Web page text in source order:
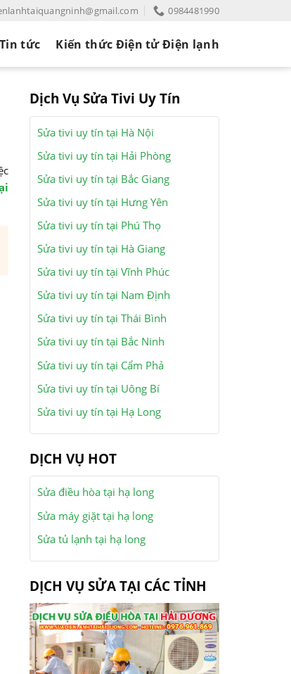
0984481990
Tin tức Kiến thức Điện tử Điện lạnh
Dịch Vụ Sửa Tivi Uy Tín
Sửa tivi uy tín tại Hà Nội
Sửa tivi uy tín tại Hải Phòng
Sửa tivi uy tín tại Bắc Giang
Sửa tivi uy tín tại Hưng Yên
Sửa tivi uy tín tại Phú Thọ
Sửa tivi uy tín tại Hà Giang
Sửa tivi uy tín tại Vĩnh Phúc
Sửa tivi uy tín tại Nam Định
Sửa tivi uy tín tại Thái Bình
Sửa tivi uy tín tại Bắc Ninh
Sửa tivi uy tín tại Cẩm Phả
Sửa tivi uy tín tại Uông Bí
Sửa tivi uy tín tại Hạ Long
DỊCH VỤ HOT
Sửa điều hòa tại hạ long
Sửa máy giặt tại hạ long
Sửa tủ lạnh tại hạ long
DỊCH VỤ SỬA TẠI CÁC TỈNH